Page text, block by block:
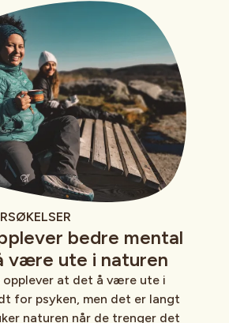
bedre mental
være ute i naturen
opplever at det å være ute i
for psyken, men det er langt
naturen når de trenger det